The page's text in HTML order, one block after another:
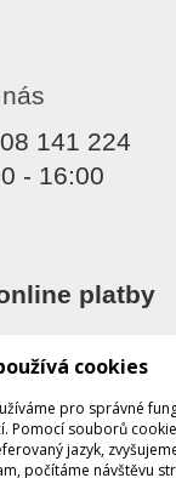
141 224
- 16:00
platby
cookies
pro správné
Pomocí souborů
jazyk,
počítáme návštěvu